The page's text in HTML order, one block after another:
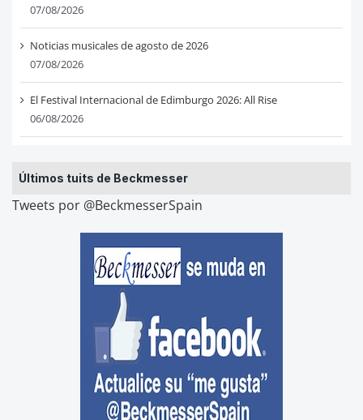
07/08/2026
Noticias musicales de agosto de 2026
07/08/2026
El Festival Internacional de Edimburgo 2026: All Rise
06/08/2026
Últimos tuits de Beckmesser
Tweets por @BeckmesserSpain